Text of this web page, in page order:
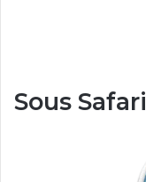
Sous Safari